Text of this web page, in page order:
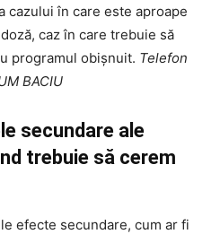
cazului în care este aproape
caz în care trebuie să
programul obișnuit. Telefon
BACIU
secundare ale
trebuie să cerem
efecte secundare, cum ar fi